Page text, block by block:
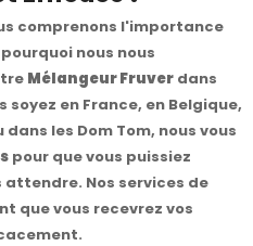
comprenons l'importance
nous nous
Mélangeur Fruver dans
soyez en France, en Belgique,
les Dom Tom, nous vous
pour que vous puissiez
Nos services de
que vous recevrez vos